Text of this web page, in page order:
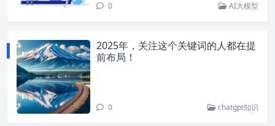
0 AI大模型
2025年，关注这个关键词的人都在提
前布局！
0 chatgpt知识